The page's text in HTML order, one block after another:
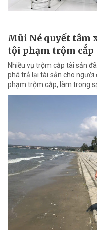
Mũi Né quyết tâm
tội phạm trộm cắp
Nhiều vụ trộm cắp tài sản
phá trả lại tài sản cho
phạm trộm cắp, làm trong